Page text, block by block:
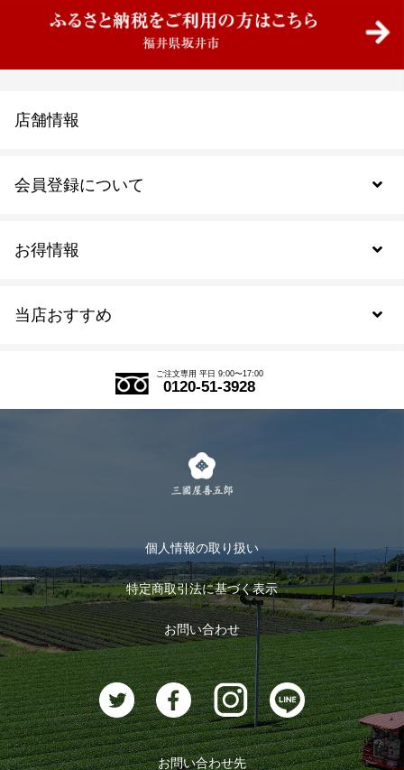
当店おすすめ
式部の香りシリーズ
お茶のギフト
おすすめのお茶
お茶に合うスイーツ
お得情報
会員登録について
会員規約について
ログイン
ログアウト
店舗情報
ご注文専用 平日 9:00〜17:00
0120-51-3928
個人情報の取り扱い
特定商取引法に基づく表示
お問い合わせ
お問い合わせ先